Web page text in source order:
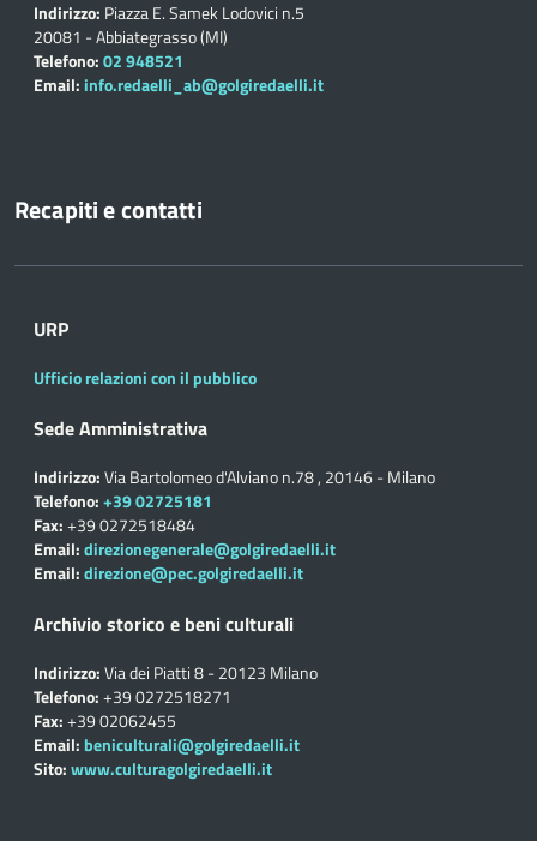
Indirizzo: Piazza E. Samek Lodovici n.5
20081 - Abbiategrasso (MI)
Telefono:02 948521
Email: info.redaelli_ab@golgiredaelli.it
Recapiti e contatti
URP
Ufficio relazioni con il pubblico
Sede Amministrativa
Indirizzo:Via Bartolomeo d'Alviano n.78 , 20146 - Milano
Telefono:+39 02725181
Fax:+39 0272518484
Email:direzionegenerale@golgiredaelli.it
Email:direzione@pec.golgiredaelli.it
Archivio storico e beni culturali
Indirizzo:Via dei Piatti 8 - 20123 Milano
Telefono:+39 0272518271
Fax:+39 02062455
Email: beniculturali@golgiredaelli.it
Sito:www.culturagolgiredaelli.it